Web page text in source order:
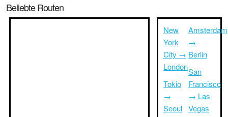
Beliebte Routen
New
York
City →
London
Tokio
→
Seoul
Amsterdam
→
Berlin
San
Francisco
→ Las
Vegas